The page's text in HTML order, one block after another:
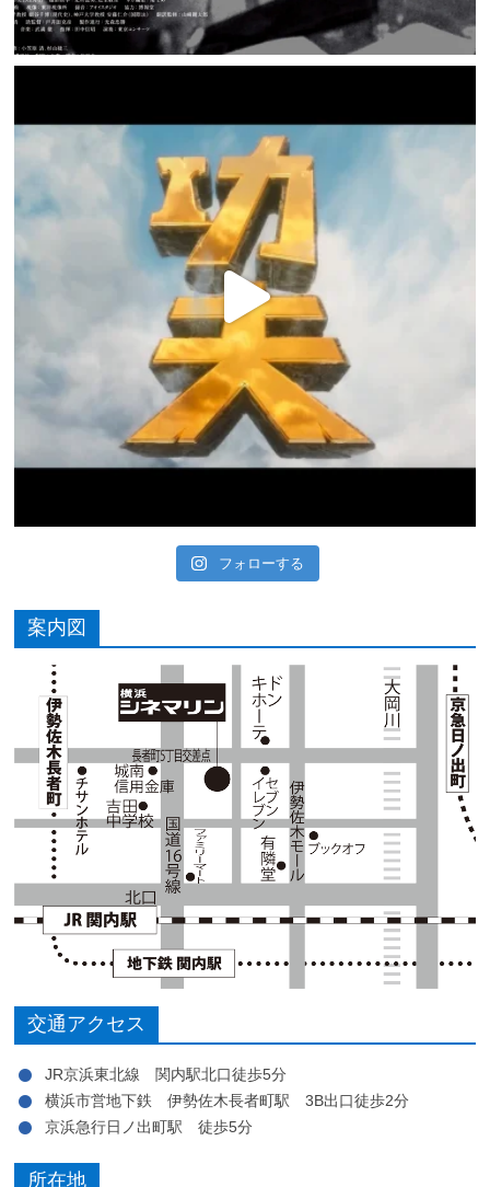
フォローする
案内図
交通アクセス
JR京浜東北線 関内駅北口徒歩5分
横浜市営地下鉄 伊勢佐木長者町駅 3B出口徒歩2分
京浜急行日ノ出町駅 徒歩5分
所在地